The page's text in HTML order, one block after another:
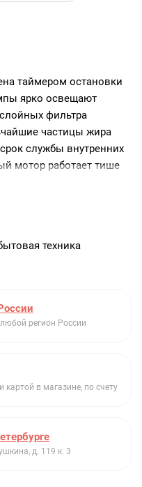
таймером остановки
ярко освещают
фильтра
частицы жира
службы внутренних
мотор работает тише
производительность
техника
регион России
в магазине, по счету
д. 119 к. 3